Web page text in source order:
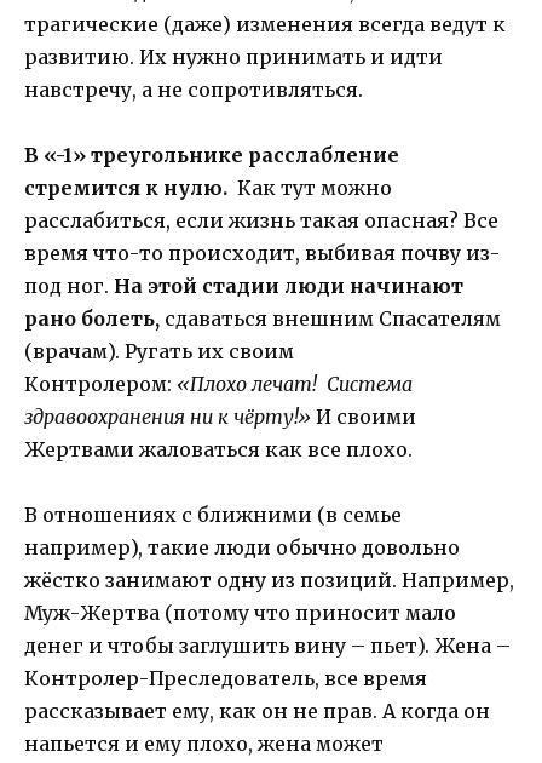
трагические (даже) изменения всегда ведут к
развитию. Их нужно принимать и идти
навстречу, а не сопротивляться.
В «-1» треугольнике расслабление
стремится к нулю. Как тут можно
расслабиться, если жизнь такая опасная? Все
время что-то происходит, выбивая почву из-
под ног. На этой стадии люди начинают
рано болеть, сдаваться внешним Спасателям
(врачам). Ругать их своим
Контролером: «Плохо лечат! Система
здравоохранения ни к чёрту!» И своими
Жертвами жаловаться как все плохо.
В отношениях с ближними (в семье
например), такие люди обычно довольно
жёстко занимают одну из позиций. Например,
Муж-Жертва (потому что приносит мало
денег и чтобы заглушить вину – пьет). Жена –
Контролер-Преследователь, все время
рассказывает ему, как он не прав. А когда он
напьется и ему плохо, жена может